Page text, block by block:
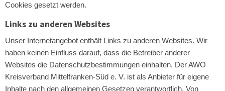
Cookies gesetzt werden.
Links zu anderen Websites
Unser Internetangebot enthält Links zu anderen Websites. Wir
haben keinen Einfluss darauf, dass die Betreiber anderer
Websites die Datenschutzbestimmungen einhalten. Der AWO
Kreisverband Mittelfranken-Süd e. V. ist als Anbieter für eigene
Inhalte nach den allgemeinen Gesetzen verantwortlich. Von